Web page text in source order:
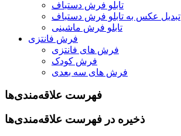
تابلو فرش دستباف
تبدیل عکس به تابلو فرش دستباف
تابلو فرش ماشینی
فرش فانتزی
فرش های فانتزی
فرش کودک
فرش های سه بعدی
فهرست علاقه‌مندی‌ها
ذخیره در فهرست علاقه‌مندی‌ها